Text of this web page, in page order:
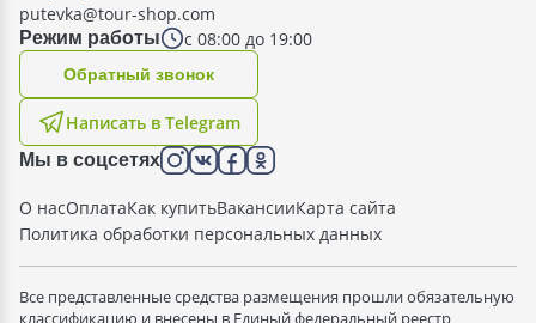
Режим работы с 08:00 до 19:00
putevka@tour-shop.com
Написать в Telegram
Oбратный звонок
Мы в соцсетях
О насОплатаКак купитьВакансииКарта сайта
Политика обработки персональных данных
Все представленные средства размещения прошли обязательную
классификацию и внесены в Единый федеральный реестр